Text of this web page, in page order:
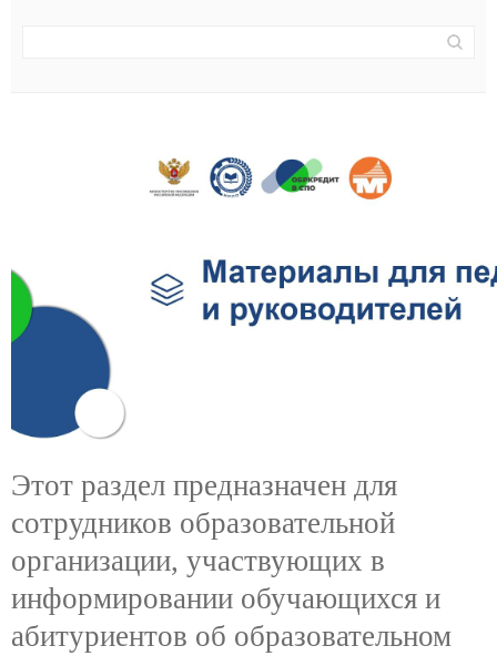
Этот раздел предназначен для
сотрудников образовательной
организации, участвующих в
информировании обучающихся и
абитуриентов об образовательном